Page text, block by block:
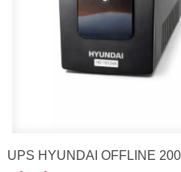
UPS HYUNDAI OFFLINE